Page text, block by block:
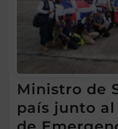
Ministro de
país junto